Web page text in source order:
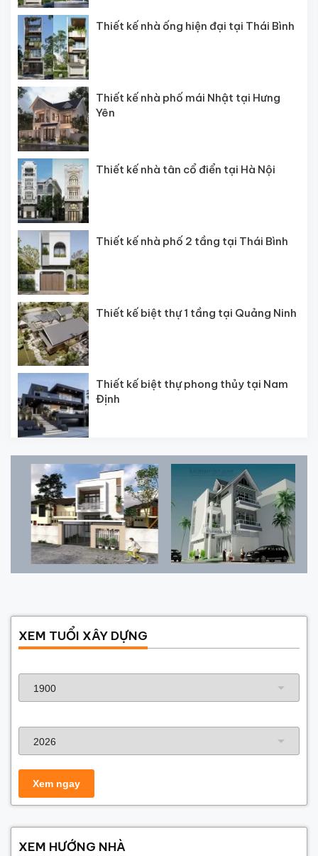
Thiết kế nhà ống hiện đại tại Thái Bình
Thiết kế nhà phố mái Nhật tại Hưng
Yên
Thiết kế nhà tân cổ điển tại Hà Nội
Thiết kế nhà phố 2 tầng tại Thái Bình
Thiết kế biệt thự 1 tầng tại Quảng Ninh
Thiết kế biệt thự phong thủy tại Nam
Định
XEM TUỔI XÂY DỰNG
XEM HƯỚNG NHÀ